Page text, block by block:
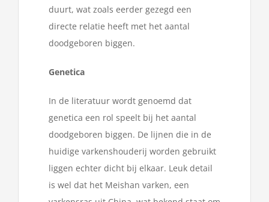
duurt, wat zoals eerder gezegd een
directe relatie heeft met het aantal
doodgeboren biggen.
Genetica
In de literatuur wordt genoemd dat
genetica een rol speelt bij het aantal
doodgeboren biggen. De lijnen die in de
huidige varkenshouderij worden gebruikt
liggen echter dicht bij elkaar. Leuk detail
is wel dat het Meishan varken, een